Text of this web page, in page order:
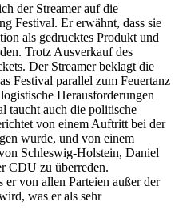
der Streamer auf die
Festival. Er erwähnt, dass sie
als gedrucktes Produkt und
Trotz Ausverkauf des
Der Streamer beklagt die
Festival parallel zum Feuertanz
Herausforderungen
taucht auch die politische
von einem Auftritt bei der
wurde, und von einem
Schleswig-Holstein, Daniel
CDU zu überreden.
er von allen Parteien außer der
was er als sehr